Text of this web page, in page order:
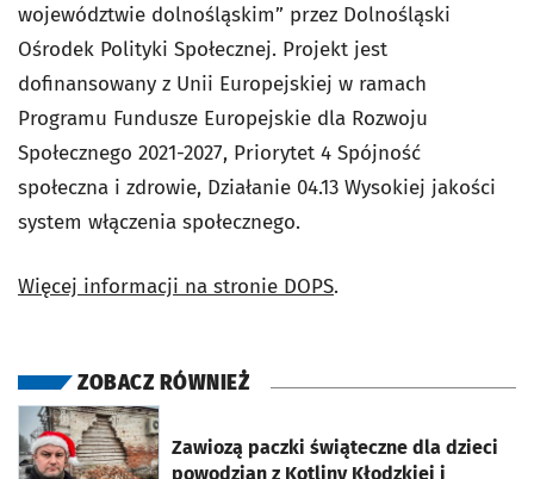
województwie dolnośląskim” przez Dolnośląski
Ośrodek Polityki Społecznej. Projekt jest
dofinansowany z Unii Europejskiej w ramach
Programu Fundusze Europejskie dla Rozwoju
Społecznego 2021-2027, Priorytet 4 Spójność
społeczna i zdrowie, Działanie 04.13 Wysokiej jakości
system włączenia społecznego.
Więcej informacji na stronie DOPS.
ZOBACZ RÓWNIEŻ
Zawiozą paczki świąteczne dla dzieci
powodzian z Kotliny Kłodzkiej i
otworzy się w nowej karcie